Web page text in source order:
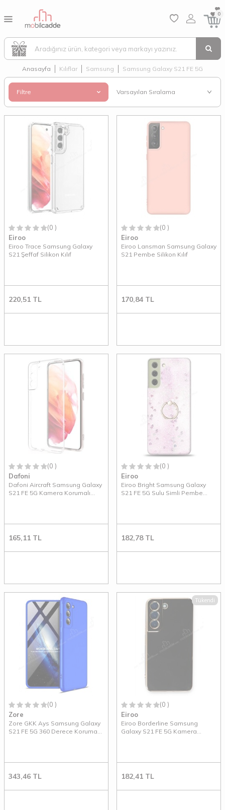
0
Anasayfa Kılıflar Samsung Samsung Galaxy S21 FE 5G
Filtre
(0 )
Eiroo
Eiroo Trace Samsung Galaxy
S21 Şeffaf Silikon Kılıf
220,51 TL
(0 )
Eiroo
Eiroo Lansman Samsung Galaxy
S21 Pembe Silikon Kılıf
170,84 TL
(0 )
Dafoni
Dafoni Aircraft Samsung Galaxy
S21 FE 5G Kamera Korumalı
165,11 TL
(0 )
Eiroo
Eiroo Bright Samsung Galaxy
S21 FE 5G Sulu Simli Pembe
182,78TL
(0 )
Zore
Zore GKK Ays Samsung Galaxy
S21 FE 5G 360 Derece Koruma
343,46 TL
Tükendi
(0 )
Eiroo
Eiroo Borderline Samsung
Galaxy S21 FE 5G Kamera
182,41 TL